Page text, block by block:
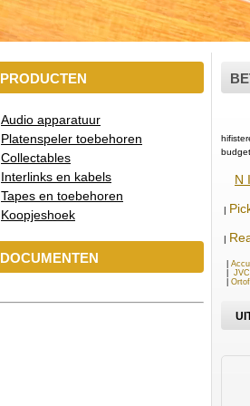
VOOR JOU
VOOR JOU
PRODUCTEN
Audio apparatuur
Platenspeler toebehoren
Collectables
Interlinks en kabels
Tapes en toebehoren
Koopjeshoek
DOCUMENTEN
N
|
|
JVC